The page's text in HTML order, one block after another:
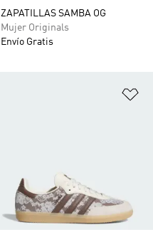
ZAPATILLAS SAMBA OG
Mujer Originals
Envío Gratis